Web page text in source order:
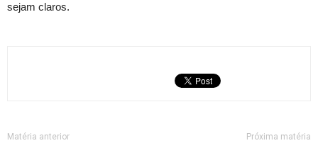
sejam claros.
Matéria anterior Próxima matéria